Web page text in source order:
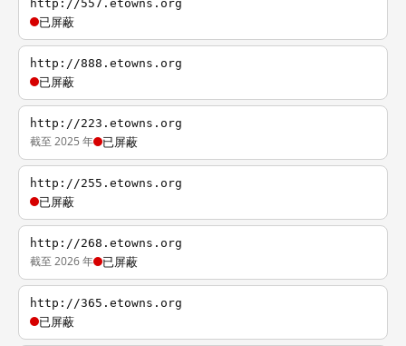
http://557.etowns.org
已屏蔽
http://888.etowns.org
已屏蔽
http://223.etowns.org
截至 2025 年 已屏蔽
http://255.etowns.org
已屏蔽
http://268.etowns.org
截至 2026 年 已屏蔽
http://365.etowns.org
已屏蔽